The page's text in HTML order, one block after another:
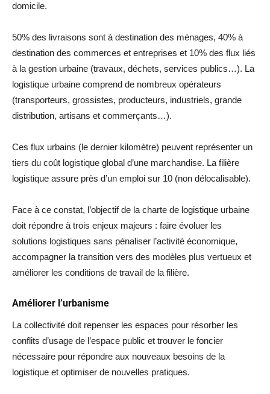
domicile.
50% des livraisons sont à destination des ménages, 40% à
destination des commerces et entreprises et 10% des flux liés
à la gestion urbaine (travaux, déchets, services publics…). La
logistique urbaine comprend de nombreux opérateurs
(transporteurs, grossistes, producteurs, industriels, grande
distribution, artisans et commerçants…).
Ces flux urbains (le dernier kilomètre) peuvent représenter un
tiers du coût logistique global d’une marchandise. La filière
logistique assure près d’un emploi sur 10 (non délocalisable).
Face à ce constat, l’objectif de la charte de logistique urbaine
doit répondre à trois enjeux majeurs : faire évoluer les
solutions logistiques sans pénaliser l’activité économique,
accompagner la transition vers des modèles plus vertueux et
améliorer les conditions de travail de la filière.
Améliorer l’urbanisme
La collectivité doit repenser les espaces pour résorber les
conflits d’usage de l’espace public et trouver le foncier
nécessaire pour répondre aux nouveaux besoins de la
logistique et optimiser de nouvelles pratiques.